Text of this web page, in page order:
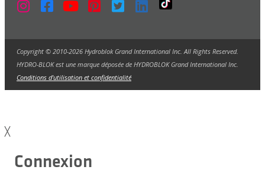
Copyright © 2010-2026 Hydroblok Grand International Inc. All Rights Reserved.
HYDRO-BLOK est une marque déposée de HYDROBLOK Grand International Inc.
Conditions d'utilisation et confidentialité
╳
Connexion